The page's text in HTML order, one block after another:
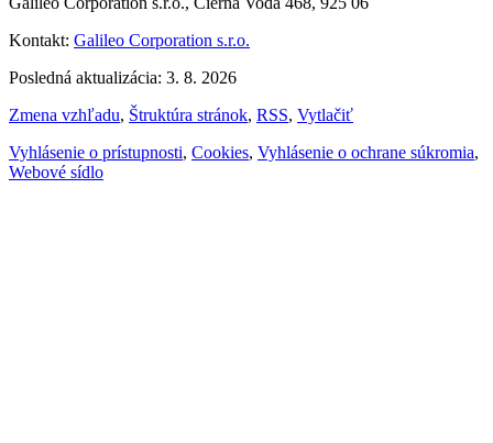
Kontakt: Galileo Corporation s.r.o.
Posledná aktualizácia: 3. 8. 2026
Zmena vzhľadu, Štruktúra stránok, RSS, Vytlačiť
Vyhlásenie o prístupnosti, Cookies, Vyhlásenie o ochrane súkromia,
Webové sídlo